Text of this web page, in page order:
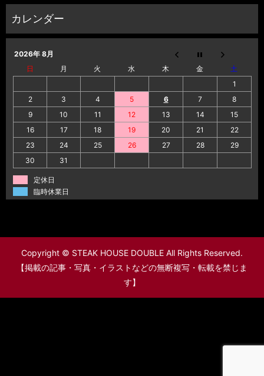
2026年 8月
日
月 火 水 木 金
土
1
2
3 4 5 6 7
8
9
10 11 12 13 14
15
16
17 18 19 20 21
22
23
24 25 26 27 28
29
30
31
定休日
臨時休業日
Copyright © STEAK HOUSE DOUBLE All Rights Reserved.
【掲載の記事・写真・イラストなどの無断複写・転載を禁じま
す】